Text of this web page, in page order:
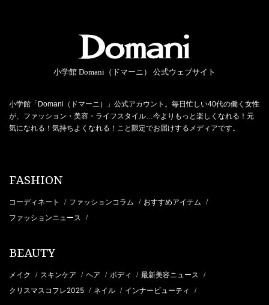
小学館 Domani（ドマーニ） 公式ウェブサイト
小学館「Domani（ドマーニ）」公式アカウント。毎日忙しい40代の働く女性
が、ファッション・美容・ライフスタイル…今よりもっと楽しくなれる！元
気になれる！気持ちよくなれる！こと限定でお届けするメディアです。
FASHION
コーディネート / ファッションコラム / おすすめアイテム /
ファッションニュース /
BEAUTY
メイク / スキンケア / ヘア / ボディ / 最新美容ニュース /
クリスマスコフレ2025 / ネイル / インナービューティ /